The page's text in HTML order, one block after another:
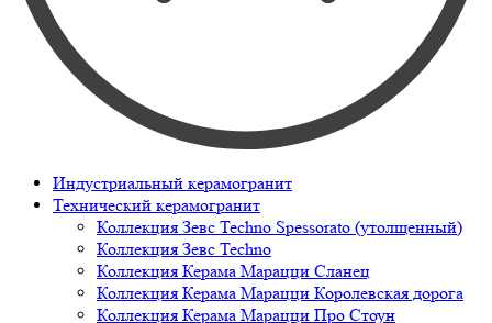
Индустриальный керамогранит
Технический керамогранит
Коллекция Зевс Techno Spessorato (утолщенный)
Коллекция Зевс Techno
Коллекция Керама Марацци Сланец
Коллекция Керама Марацци Королевская дорога
Коллекция Керама Марацци Про Стоун